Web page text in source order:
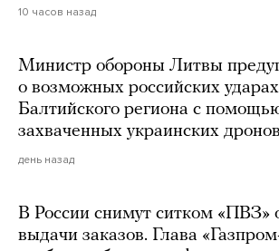
10 часов назад
Министр обороны Литвы
о возможных российских
Балтийского региона с
захваченных украинских дронов
день назад
В России снимут ситком «ПВЗ»
выдачи заказов. Глава